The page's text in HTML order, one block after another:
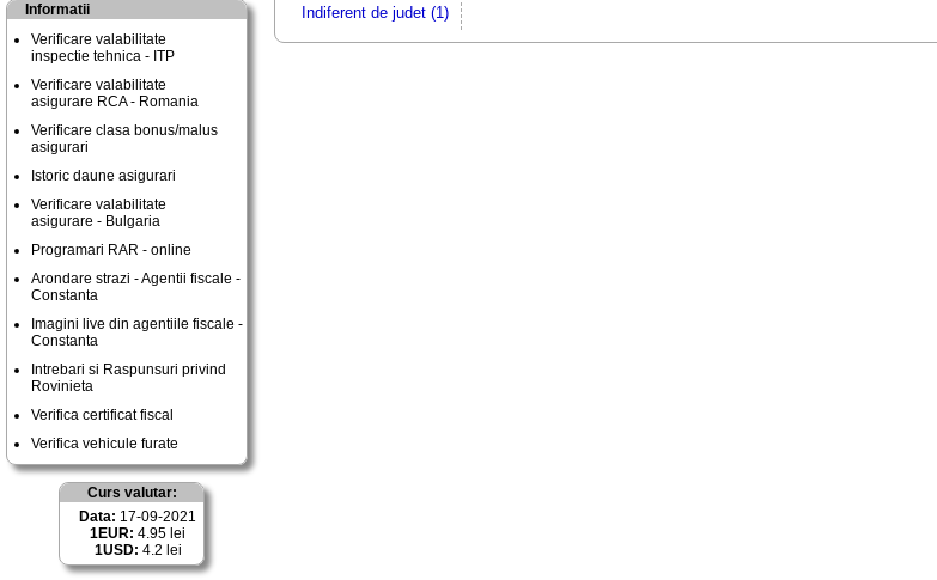
Informatii
Verificare valabilitate
inspectie tehnica - ITP
Verificare valabilitate
asigurare RCA - Romania
Verificare clasa bonus/malus
asigurari
Istoric daune asigurari
Verificare valabilitate
asigurare - Bulgaria
Programari RAR - online
Arondare strazi - Agentii fiscale -
Constanta
Imagini live din agentiile fiscale -
Constanta
Intrebari si Raspunsuri privind
Rovinieta
Verifica certificat fiscal
Verifica vehicule furate
Curs valutar:
Data: 17-09-2021
1EUR: 4.95 lei
1USD: 4.2 lei
Indiferent de judet (1)